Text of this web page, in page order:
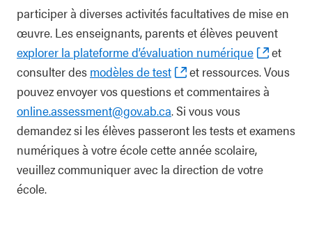
participer à diverses activités facultatives de mise en
œuvre. Les enseignants, parents et élèves peuvent
explorer la plateforme d’évaluation numérique
et
consulter des modèles de test
et ressources. Vous
pouvez envoyer vos questions et commentaires à
online.assessment@gov.ab.ca. Si vous vous
demandez si les élèves passeront les tests et examens
numériques à votre école cette année scolaire,
veuillez communiquer avec la direction de votre
école.